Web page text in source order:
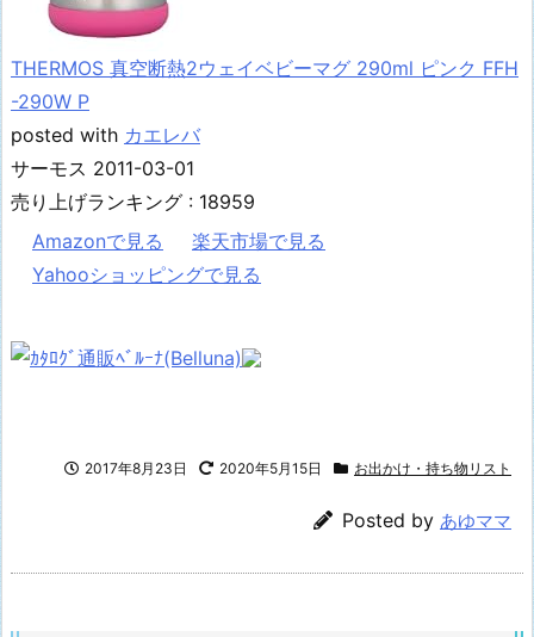
THERMOS 真空断熱2ウェイベビーマグ 290ml ピンク FFH
-290W P
posted with カエレバ
サーモス 2011-03-01
売り上げランキング : 18959
Amazonで見る
楽天市場で見る
Yahooショッピングで見る
2017年8月23日 2020年5月15日 お出かけ・持ち物リスト
Posted by あゆママ